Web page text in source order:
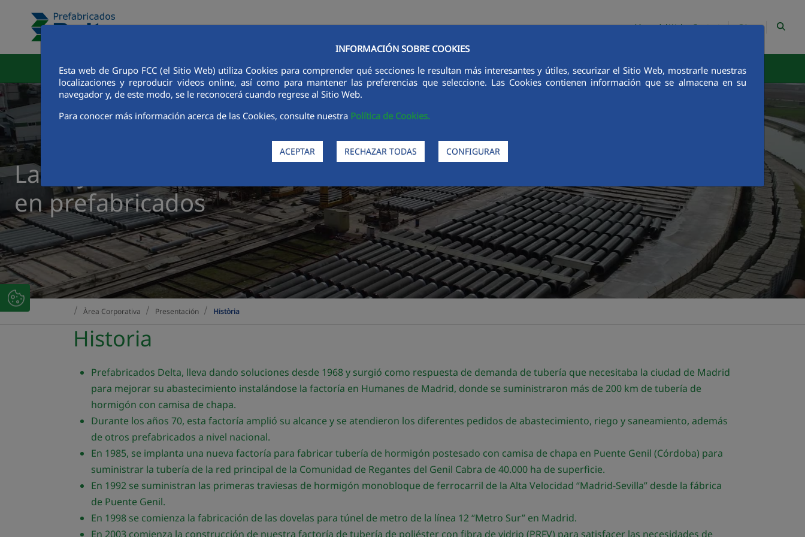
Salta al contingut principal
INFORMACIÓN SOBRE COOKIES
Esta web de Grupo FCC (el Sitio Web) utiliza Cookies para comprender qué secciones le resultan más interesantes y útiles, securizar el Sitio Web, mostrarle nuestras
localizaciones y reproducir videos online, así como para mantener las preferencias que seleccione. Las Cookies contienen información que se almacena en su
navegador y, de este modo, se le reconocerá cuando regrese al Sitio Web.
Para conocer más información acerca de las Cookies, consulte nuestra Política de Cookies.
ACEPTAR RECHAZAR TODAS CONFIGURAR
Mapa del Web Contacte CA
Àrea Corporativa Fàbriques Productes Processos Sostenibilitat Ètica i Integritat Comunicació
La trayectoria de un referente
en prefabricados
Àrea Corporativa Presentación Història
Historia
Prefabricados Delta, lleva dando soluciones desde 1968 y surgió como respuesta de demanda de tubería que necesitaba la ciudad de Madrid
para mejorar su abastecimiento instalándose la factoría en Humanes de Madrid, donde se suministraron más de 200 km de tubería de
hormigón con camisa de chapa.
Durante los años 70, esta factoría amplió su alcance y se atendieron los diferentes pedidos de abastecimiento, riego y saneamiento, además
de otros prefabricados a nivel nacional.
En 1985, se implanta una nueva factoría para fabricar tubería de hormigón postesado con camisa de chapa en Puente Genil (Córdoba) para
suministrar la tubería de la red principal de la Comunidad de Regantes del Genil Cabra de 40.000 ha de superficie.
En 1992 se suministran las primeras traviesas de hormigón monobloque de ferrocarril de la Alta Velocidad “Madrid-Sevilla” desde la fábrica
de Puente Genil.
En 1998 se comienza la fabricación de las dovelas para túnel de metro de la línea 12 “Metro Sur” en Madrid.
En 2003 comienza la construcción de nuestra factoría de tubería de poliéster con fibra de vidrio (PRFV) para satisfacer las necesidades de